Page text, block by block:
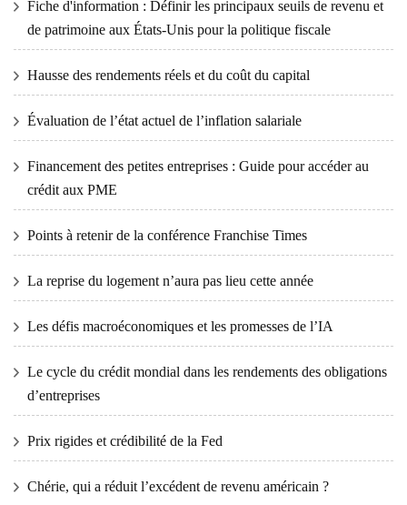
Fiche d'information : Définir les principaux seuils de revenu et
de patrimoine aux États-Unis pour la politique fiscale
Hausse des rendements réels et du coût du capital
Évaluation de l’état actuel de l’inflation salariale
Financement des petites entreprises : Guide pour accéder au
crédit aux PME
Points à retenir de la conférence Franchise Times
La reprise du logement n’aura pas lieu cette année
Les défis macroéconomiques et les promesses de l’IA
Le cycle du crédit mondial dans les rendements des obligations
d’entreprises
Prix ​​​​rigides et crédibilité de la Fed
Chérie, qui a réduit l’excédent de revenu américain ?